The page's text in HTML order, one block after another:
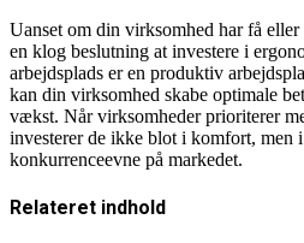
Uanset om din virksomhed har få eller
en klog beslutning at investere i
arbejdsplads er en produktiv
kan din virksomhed skabe optimale
vækst. Når virksomheder prioriterer
investerer de ikke blot i komfort, men
konkurrenceevne på markedet.
Relateret indhold